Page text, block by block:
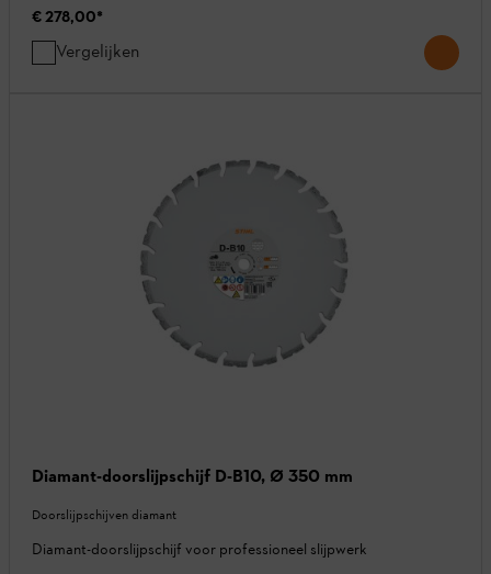
€ 278,00*
Vergelijken
Diamant-doorslijpschijf D-B10, Ø 350 mm
Doorslijpschijven diamant
Diamant-doorslijpschijf voor professioneel slijpwerk